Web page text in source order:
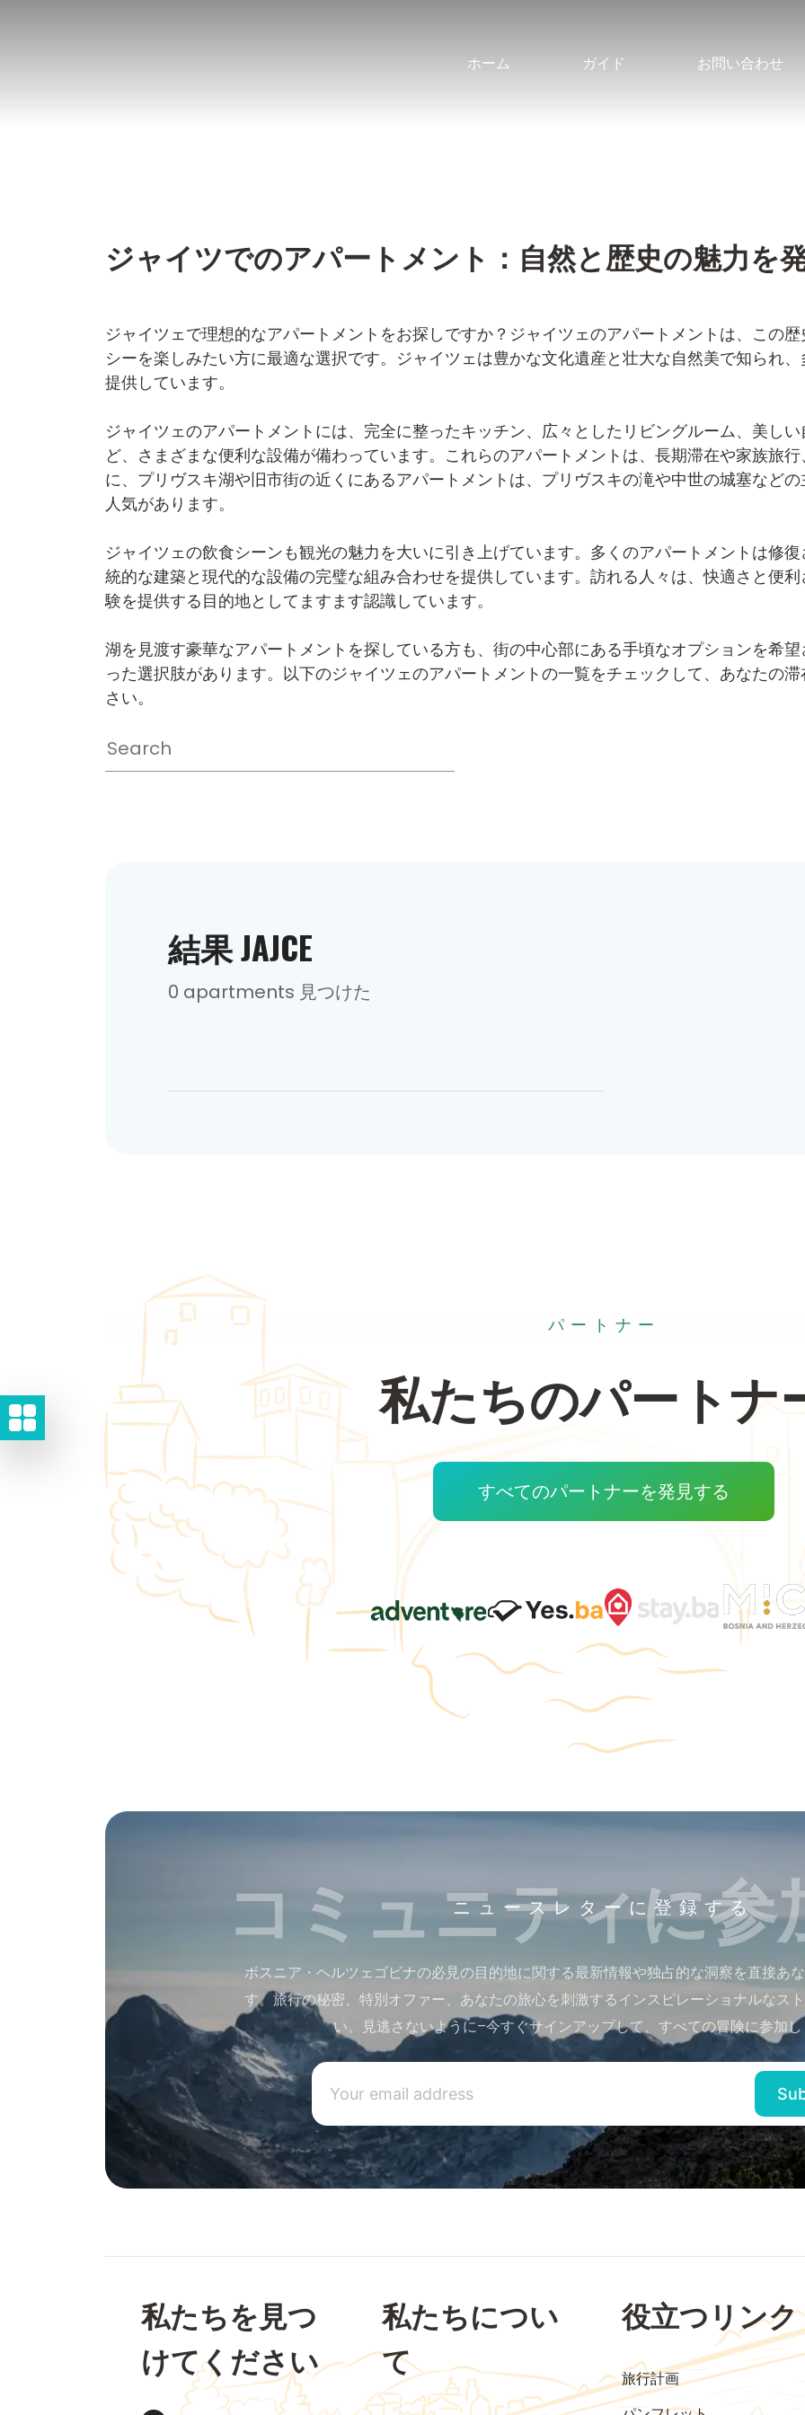
ホーム ガイド お問い合わせ
ジャイツでのアパートメント：自然と歴史の魅力を
ジャイツェで理想的なアパートメントをお探しですか？ジャイツェのアパートメントは、この
シーを楽しみたい方に最適な選択です。ジャイツェは豊かな文化遺産と壮大な自然美で知られ
提供しています。
ジャイツェのアパートメントには、完全に整ったキッチン、広々としたリビングルーム、美し
ど、さまざまな便利な設備が備わっています。これらのアパートメントは、長期滞在や家族旅
に、プリヴスキ湖や旧市街の近くにあるアパートメントは、プリヴスキの滝や中世の城塞など
人気があります。
ジャイツェの飲食シーンも観光の魅力を大いに引き上げています。多くのアパートメントは修
統的な建築と現代的な設備の完璧な組み合わせを提供しています。訪れる人々は、快適さと便
験を提供する目的地としてますます認識しています。
湖を見渡す豪華なアパートメントを探している方も、街の中心部にある手頃なオプションを希
った選択肢があります。以下のジャイツェのアパートメントの一覧をチェックして、あなたの
さい。
結果 JAJCE
0 apartments 見つけた
パートナー
私たちのパートナ
すべてのパートナーを発見する
ニュースレターに登録する
コミュニティに参
ボスニア・ヘルツェゴビナの必見の目的地に関する最新情報や独占的な洞察を直接あ
す。旅行の秘密、特別オファー、あなたの旅心を刺激するインスピレーショナルなス
い。見逃さないように–今すぐサインアップして、すべての冒険に参加
私たちを見つ
けてください
私たちについ
て
役立つリンク
旅行計画